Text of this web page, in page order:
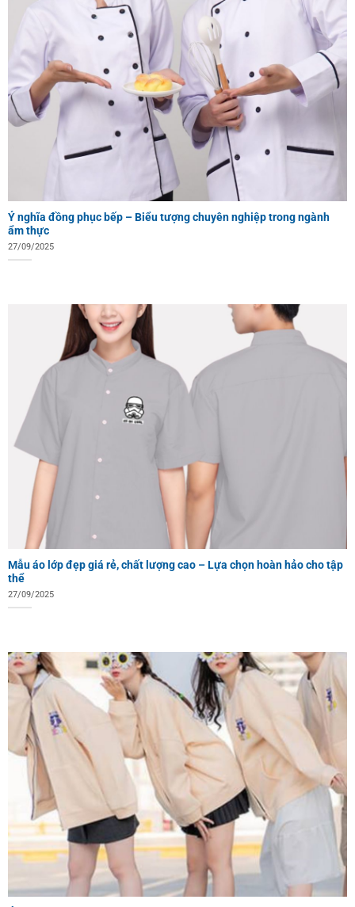
Ý nghĩa đồng phục bếp – Biểu tượng chuyên nghiệp trong ngành
ẩm thực
27/09/2025
Mẫu áo lớp đẹp giá rẻ, chất lượng cao – Lựa chọn hoàn hảo cho tập
thể
27/09/2025